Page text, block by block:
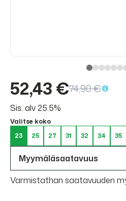
52,43 €74,90 €
Sis. alv 25.5%
Valitse koko
23
25 27 31 32 34 35
Myymäläsaatavuus
Varmistathan saatavuuden